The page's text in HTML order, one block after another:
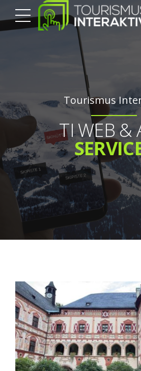
Tourismus
TI WEB &